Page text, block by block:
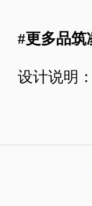
#更多品筑
设计说明：